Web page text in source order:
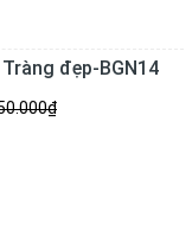
đẹp-BGN14